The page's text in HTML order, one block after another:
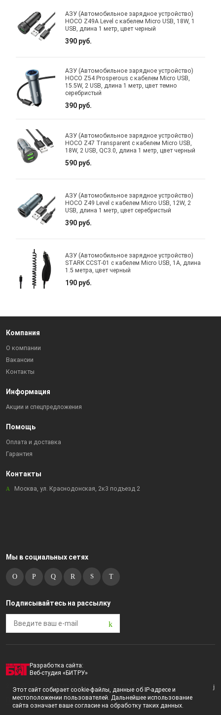
АЗУ (Автомобильное зарядное устройство)
HOCO Z49A Level с кабелем Micro USB, 18W, 1
USB, длина 1 метр, цвет черный
390 руб.
АЗУ (Автомобильное зарядное устройство)
HOCO Z54 Prosperous с кабелем Micro USB,
15.5W, 2 USB, длина 1 метр, цвет темно
серебристый
390 руб.
АЗУ (Автомобильное зарядное устройство)
HOCO Z47 Transparent с кабелем Micro USB,
18W, 2 USB, QC3.0, длина 1 метр, цвет черный
590 руб.
АЗУ (Автомобильное зарядное устройство)
HOCO Z49 Level с кабелем Micro USB, 12W, 2
USB, длина 1 метр, цвет серебристый
390 руб.
АЗУ (Автомобильное зарядное устройство)
STARK CCST-01 с кабелем Micro USB, 1A, длина
1.5 метра, цвет черный
190 руб.
Компания
О компании
Вакансии
Контакты
Информация
Акции и спецпредложения
Помощь
Оплата и доставка
Гарантия
Контакты
Москва, ул. Краснодонская, 2к3 подъезд 2
Мы в социальных сетях
Подписывайтесь на рассылку
Разработка сайта:
Веб-студия «БИТРУ»
2023 © i-market |
Пользовательское соглашение
Политика конфиденциальности
Этот сайт собирает cookie-файлы, данные об IP-адресе и
местоположении пользователей. Дальнейшее использование
сайта означает ваше согласие на обработку таких данных.